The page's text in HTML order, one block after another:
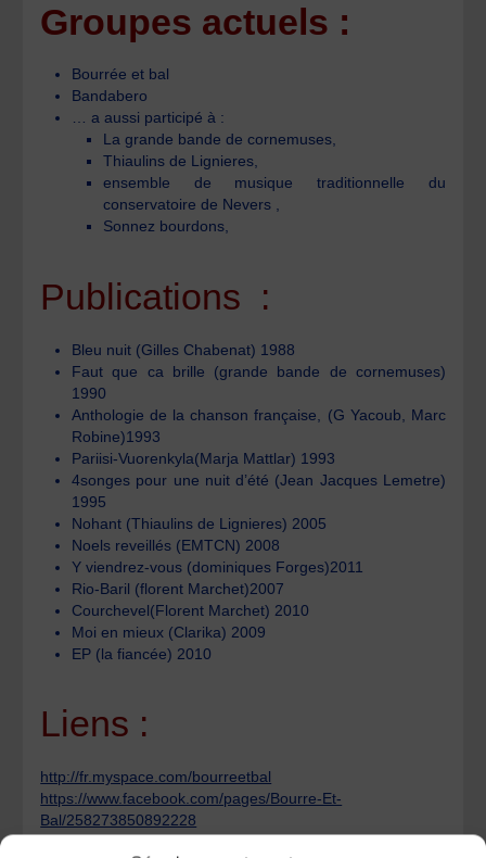
Groupes actuels :
Bourrée et bal
Bandabero
… a aussi participé à :
La grande bande de cornemuses,
Thiaulins de Lignieres,
ensemble de musique traditionnelle du
conservatoire de Nevers ,
Sonnez bourdons,
Publications :
Bleu nuit (Gilles Chabenat) 1988
Faut que ca brille (grande bande de cornemuses)
1990
Anthologie de la chanson française, (G Yacoub, Marc
Robine)1993
Pariisi-Vuorenkyla(Marja Mattlar) 1993
4songes pour une nuit d’été (Jean Jacques Lemetre)
1995
Nohant (Thiaulins de Lignieres) 2005
Noels reveillés (EMTCN) 2008
Y viendrez-vous (dominiques Forges)2011
Rio-Baril (florent Marchet)2007
Courchevel(Florent Marchet) 2010
Moi en mieux (Clarika) 2009
EP (la fiancée) 2010
Liens :
http://fr.myspace.com/bourreetbal
https://www.facebook.com/pages/Bourre-Et-
Bal/258273850892228